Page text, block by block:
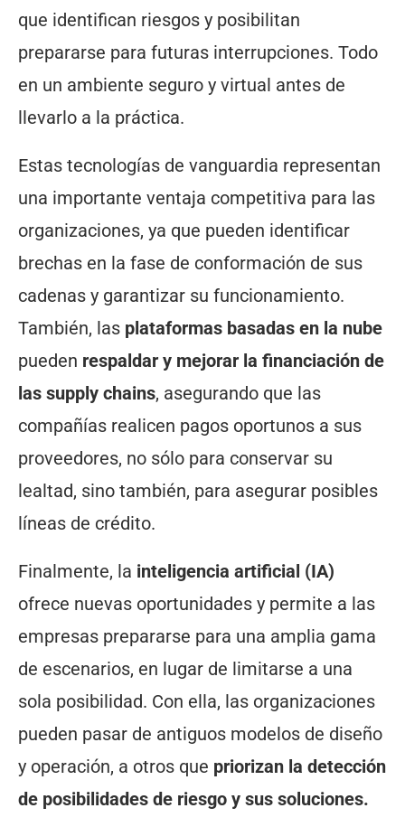
que identifican riesgos y posibilitan
prepararse para futuras interrupciones. Todo
en un ambiente seguro y virtual antes de
llevarlo a la práctica.
Estas tecnologías de vanguardia representan
una importante ventaja competitiva para las
organizaciones, ya que pueden identificar
brechas en la fase de conformación de sus
cadenas y garantizar su funcionamiento.
También, las plataformas basadas en la nube
pueden respaldar y mejorar la financiación de
las supply chains, asegurando que las
compañías realicen pagos oportunos a sus
proveedores, no sólo para conservar su
lealtad, sino también, para asegurar posibles
líneas de crédito.
Finalmente, la inteligencia artificial (IA)
ofrece nuevas oportunidades y permite a las
empresas prepararse para una amplia gama
de escenarios, en lugar de limitarse a una
sola posibilidad. Con ella, las organizaciones
pueden pasar de antiguos modelos de diseño
y operación, a otros que priorizan la detección
de posibilidades de riesgo y sus soluciones.